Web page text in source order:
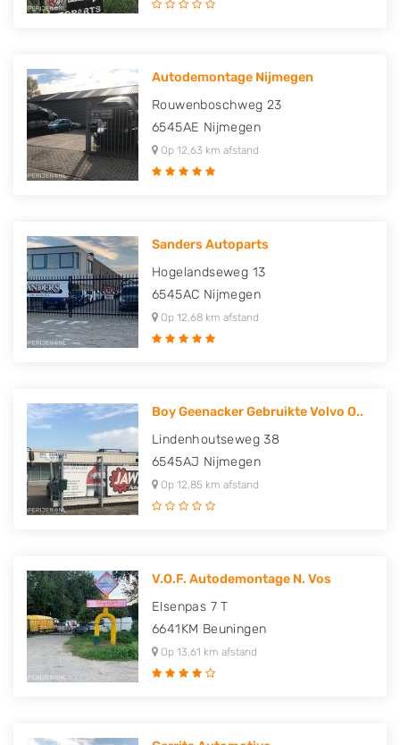
Autodemontage Nijmegen
Rouwenboschweg 23
6545AE Nijmegen
Op 12,63 km afstand
Sanders Autoparts
Hogelandseweg 13
6545AC Nijmegen
Op 12,68 km afstand
Boy Geenacker Gebruikte Volvo O..
Lindenhoutseweg 38
6545AJ Nijmegen
Op 12,85 km afstand
V.O.F. Autodemontage N. Vos
Elsenpas 7 T
6641KM Beuningen
Op 13,61 km afstand